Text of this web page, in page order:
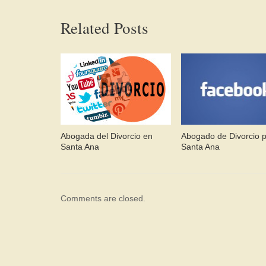
Related Posts
Abogada del Divorcio en
Santa Ana
Abogado de Divorcio
Santa Ana
Comments are closed.